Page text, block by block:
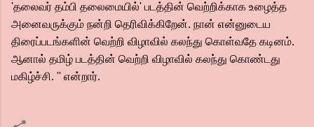
'தலைவர் தம்பி தலைமையில்' படத்தின் வெற்றிக்காக உழைத்த
அனைவருக்கும் நன்றி தெரிவிக்கிறேன். நான் என்னுடைய
திரைப்படங்களின் வெற்றி விழாவில் கலந்து கொள்வதே கடினம்.
ஆனால் தமிழ் படத்தின் வெற்றி விழாவில் கலந்து கொண்டது
மகிழ்ச்சி. '' என்றார்.